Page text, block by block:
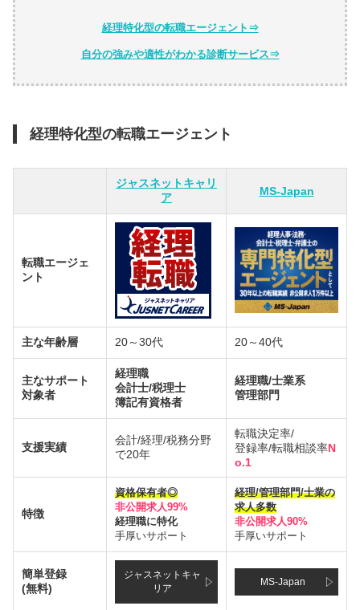
経理特化型の転職エージェント⇒
自分の強みや適性がわかる診断サービス⇒
経理特化型の転職エージェント
ジャスネットキャリ
ア
MS-Japan
転職エージェ
ント
主な年齢層 20～30代 20～40代
主なサポート
対象者
経理職
会計士/税理士
簿記有資格者
経理職/士業系
管理部門
支援実績
会計/経理/税務分野
で20年
転職決定率/
登録率/転職相談率N
o.1
特徴
資格保有者◎
非公開求人99%
経理職に特化
手厚いサポート
経理/管理部門/士業の
求人多数
非公開求人90%
手厚いサポート
簡単登録
(無料)
ジャスネットキャ
リア
MS-Japan